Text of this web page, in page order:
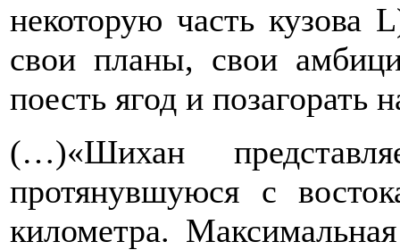
некоторую часть кузова
свои планы, свои
поесть ягод и
(…)«Шихан
протянувшуюся с
километра.